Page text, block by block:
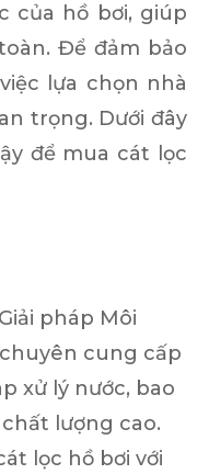
của hồ bơi, giúp
Để đảm bảo
lựa chọn nhà
trọng. Dưới đây
để mua cát lọc
pháp Môi
cung cấp
xử lý nước, bao
lượng cao.
lọc hồ bơi với